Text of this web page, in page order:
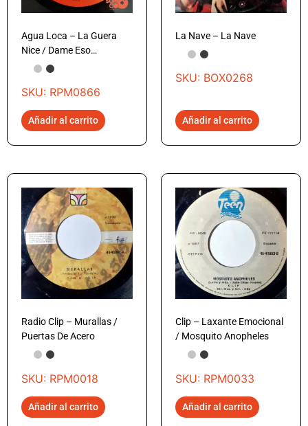
Agua Loca – La Guera
Nice / Dame Eso…
SKU: RPM0866
Añadir al carrito
La Nave – La Nave
SKU: BOX0268
Añadir al carrito
Radio Clip – Murallas /
Puertas De Acero
SKU: RPM0018
Añadir al carrito
Clip – Laxante Emocional
/ Mosquito Anopheles
SKU: RPM0033
Añadir al carrito